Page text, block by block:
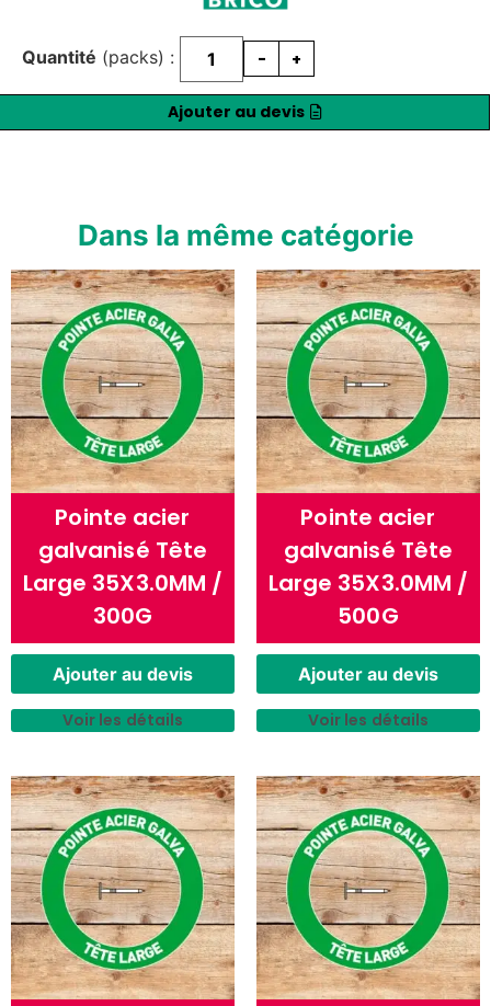
Quantité (packs) : - +
Ajouter au devis
Dans la même catégorie
Pointe acier
galvanisé Tête
Large 35X3.0MM /
300G
Ajouter au devis
Voir les détails
Pointe acier
galvanisé Tête
Large 35X3.0MM /
500G
Ajouter au devis
Voir les détails